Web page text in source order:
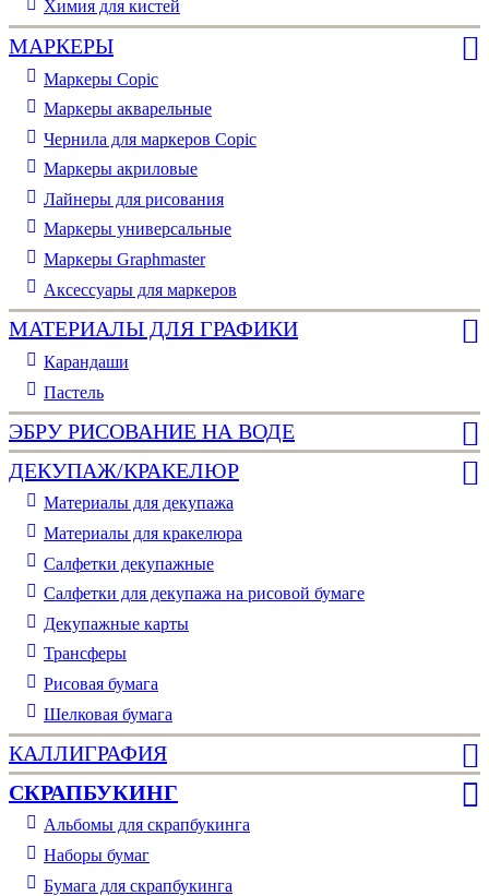
Химия для кистей
МАРКЕРЫ
Маркеры Copic
Маркеры акварельные
Чернила для маркеров Copic
Маркеры акриловые
Лайнеры для рисования
Маркеры универсальные
Маркеры Graphmaster
Аксессуары для маркеров
МАТЕРИАЛЫ ДЛЯ ГРАФИКИ
Карандаши
Пастель
ЭБРУ РИСОВАНИЕ НА ВОДЕ
ДЕКУПАЖ/КРАКЕЛЮР
Материалы для декупажа
Материалы для кракелюра
Cалфетки декупажные
Салфетки для декупажа на рисовой бумаге
Декупажные карты
Трансферы
Рисовая бумага
Шелковая бумага
КАЛЛИГРАФИЯ
СКРАПБУКИНГ
Альбомы для скрапбукинга
Наборы бумаг
Бумага для скрапбукинга